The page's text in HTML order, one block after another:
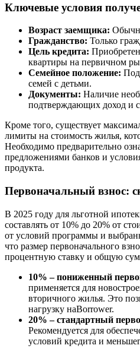
Ключевые условия
Возраст заемщика:
Гражданство: Только
Цель кредита:
квартиры на первичном
Семейное положение:
семей с детьми.
Документы: Наличие
подтверждающих доход и
Кроме того, существует
лимиты на стоимость жилья,
Необходимо предварительно
предложениями банков и
продукта.
Первоначальный взнос:
В 2025 году для льготной
составлять от 10% до 20% от
от условий программы и
что размер первоначального
процентную ставку и общую
10% – пониженный
применяется для
вторичного жилья. Это
нагрузку наBorrower.
20% – стандартный
Рекомендуется для
условий кредита и